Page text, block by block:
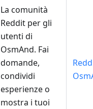
La comunità
Reddit per gli
utenti di
OsmAnd. Fai
domande,
condividi
esperienze o
mostra i tuoi